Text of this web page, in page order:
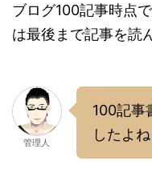
ブログ100記事時点
は最後まで記事を読
管理人
100記事
したよ